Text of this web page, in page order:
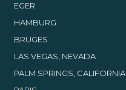
EGER
HAMBURG
BRUGES
LAS VEGAS, NEVADA
PALM SPRINGS, CALIFORNIA